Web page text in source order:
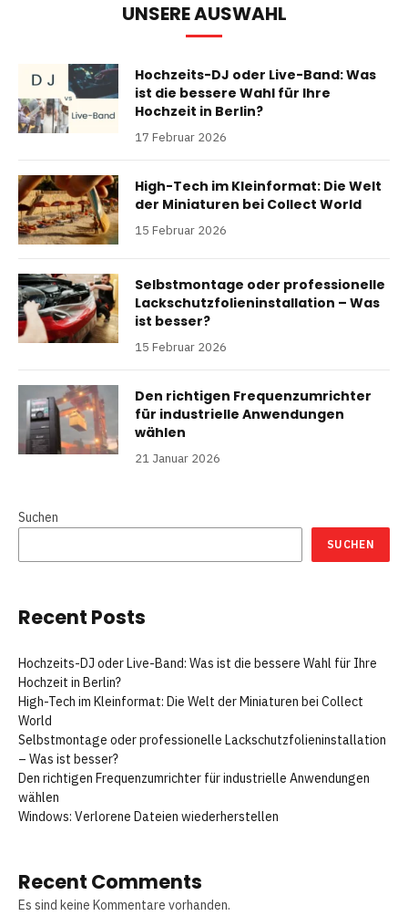
UNSERE AUSWAHL
Hochzeits-DJ oder Live-Band: Was
ist die bessere Wahl für Ihre
Hochzeit in Berlin?
17 Februar 2026
High-Tech im Kleinformat: Die Welt
der Miniaturen bei Collect World
15 Februar 2026
Selbstmontage oder professionelle
Lackschutzfolieninstallation – Was
ist besser?
15 Februar 2026
Den richtigen Frequenzumrichter
für industrielle Anwendungen
wählen
21 Januar 2026
Suchen
SUCHEN
Recent Posts
Hochzeits-DJ oder Live-Band: Was ist die bessere Wahl für Ihre
Hochzeit in Berlin?
High-Tech im Kleinformat: Die Welt der Miniaturen bei Collect
World
Selbstmontage oder professionelle Lackschutzfolieninstallation
– Was ist besser?
Den richtigen Frequenzumrichter für industrielle Anwendungen
wählen
Windows: Verlorene Dateien wiederherstellen
Recent Comments
Es sind keine Kommentare vorhanden.